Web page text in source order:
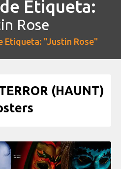
Etiqueta:
Rose
Etiqueta: "Justin Rose"
(HAUNT)